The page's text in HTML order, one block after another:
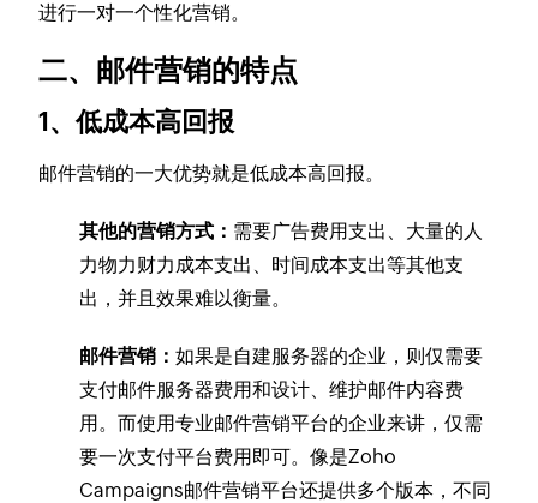
进行一对一个性化营销。
二、邮件营销的特点
1、低成本高回报
邮件营销的一大优势就是低成本高回报。
其他的营销方式： 需要广告费用支出、大量的人
力物力财力成本支出、时间成本支出等其他支
出，并且效果难以衡量。
邮件营销：如果是自建服务器的企业，则仅需要
支付邮件服务器费用和设计、维护邮件内容费
用。而使用专业邮件营销平台的企业来讲，仅需
要一次支付平台费用即可。像是Zoho
Campaigns邮件营销平台还提供多个版本，不同